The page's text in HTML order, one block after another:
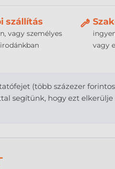
szállítás
vagy személyes
vagy
(több százezer forintos
segítünk, hogy ezt elkerülje